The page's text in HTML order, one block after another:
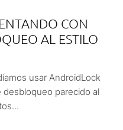
CON
AL ESTILO
usar AndroidLock
desbloqueo parecido al